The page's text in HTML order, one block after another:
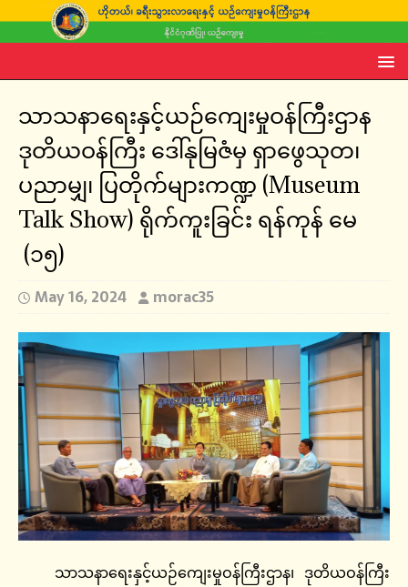
သာသနာရေးနှင့်ယဉ်ကျေးမှုဝန်ကြီးဌာန
ဒုတိယဝန်ကြီး ဒေါ်နုမြဇံမှ ရှာဖွေသုတ၊
ပညာမျှ၊ ပြတိုက်များကဏ္ဍ (Museum
Talk Show) ရိုက်ကူးခြင်း ရန်ကုန် မေ
(၁၅)
May 16, 2024 morac35
သာသနာရေးနှင့်ယဉ်ကျေးမှုဝန်ကြီးဌာန၊ ဒုတိယဝန်ကြီး